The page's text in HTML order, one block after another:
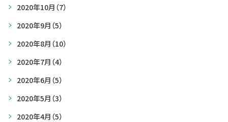
2020年10月 （7）
2020年9月 （5）
2020年8月 （10）
2020年7月 （4）
2020年6月 （5）
2020年5月 （3）
2020年4月 （5）